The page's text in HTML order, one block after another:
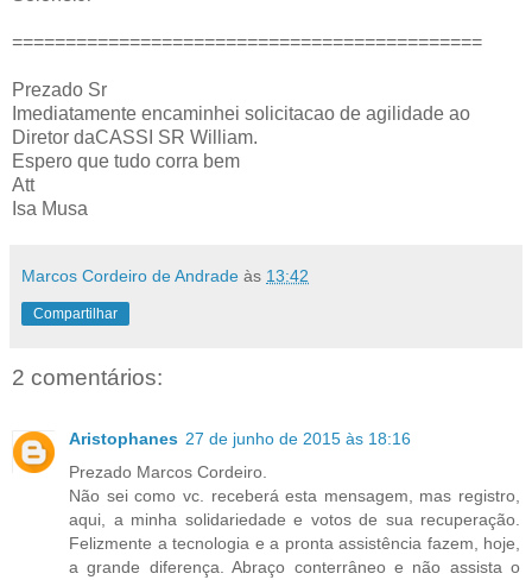
============================================
Prezado Sr
Imediatamente encaminhei solicitacao de agilidade ao
Diretor daCASSI SR William.
Espero que tudo corra bem
Att
Isa Musa
Marcos Cordeiro de Andrade às 13:42
Compartilhar
2 comentários:
Aristophanes 27 de junho de 2015 às 18:16
Prezado Marcos Cordeiro.
Não sei como vc. receberá esta mensagem, mas registro,
aqui, a minha solidariedade e votos de sua recuperação.
Felizmente a tecnologia e a pronta assistência fazem, hoje,
a grande diferença. Abraço conterrâneo e não assista o